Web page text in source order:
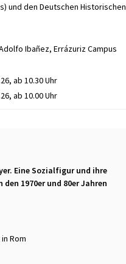
und den Deutschen Historischen
Ibañez, Errázuriz Campus
ab 10.30 Uhr
ab 10.00 Uhr
Eine Sozialfigur und ihre
1970er und 80er Jahren
Rom